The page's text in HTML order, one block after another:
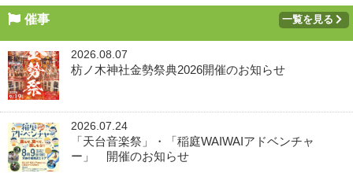
催事 一覧を見る
2026.08.07
枋ノ木神社金勢祭典2026開催のお知らせ
2026.07.24
「天台音楽祭」・「稲庭WAIWAIアドベンチャ
ー」 開催のお知らせ